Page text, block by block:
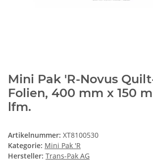
Mini Pak 'R-Novus
Folien, 400 mm x 150
lfm.
Artikelnummer: XT8100530
Kategorie: Mini Pak 'R
Hersteller: Trans-Pak AG